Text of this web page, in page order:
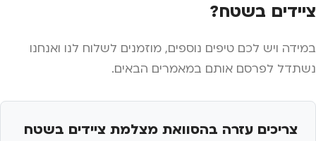
ציידים בשטח?
במידה ויש לכם טיפים נוספים, מוזמנים לשלוח לנו ואנחנו
נשתדל לפרסם אותם במאמרים הבאים.
צריכים עזרה בהסוואת מצלמת ציידים בשטח